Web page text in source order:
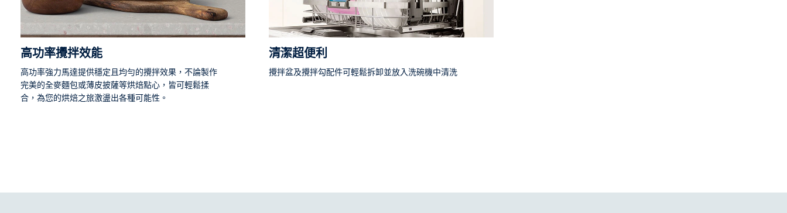
高功率攪拌效能
高功率強力馬達提供穩定且均勻的攪拌效果，不論製作
完美的全麥麵包或薄皮披薩等烘焙點心，皆可輕鬆揉
合，為您的烘焙之旅激盪出各種可能性。
清潔超便利
攪拌盆及攪拌勾配件可輕鬆拆卸並放入洗碗機中清洗